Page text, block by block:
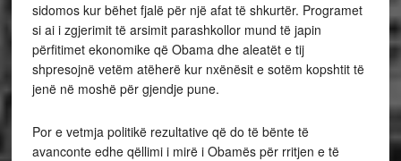
sidomos kur bëhet fjalë për një afat të shkurtër. Programet
si ai i zgjerimit të arsimit parashkollor mund të japin
përfitimet ekonomike që Obama dhe aleatët e tij
shpresojnë vetëm atëherë kur nxënësit e sotëm kopshtit të
jenë në moshë për gjendje pune.
Por e vetmja politikë rezultative që do të bënte të
avanconte edhe qëllimi i mirë i Obamës për rritjen e të